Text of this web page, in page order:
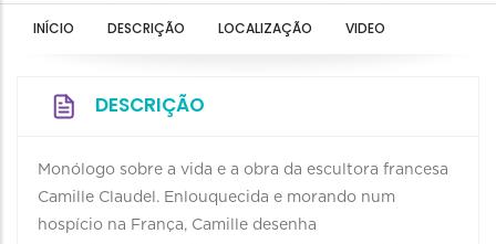
INÍCIO DESCRIÇÃO LOCALIZAÇÃO VIDEO
DESCRIÇÃO
Monólogo sobre a vida e a obra da escultora francesa
Camille Claudel. Enlouquecida e morando num
hospício na França, Camille desenha